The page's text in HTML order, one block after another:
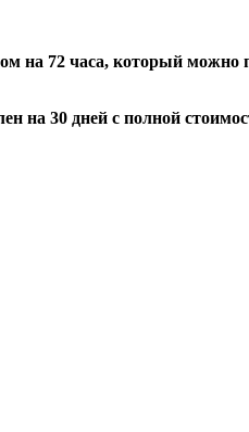
на 72 часа, который можно
на 30 дней с полной